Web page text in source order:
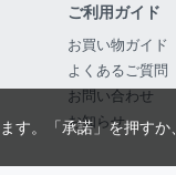
ご利用ガイド
お買い物ガイド
よくあるご質問
お問い合わせ
お知らせ
す。「承諾」を押す